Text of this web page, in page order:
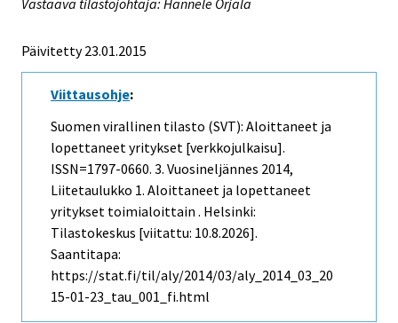
Päivitetty 23.01.2015
Viittausohje:
Suomen virallinen tilasto (SVT): Aloittaneet ja
lopettaneet yritykset [verkkojulkaisu].
ISSN=1797-0660. 3. Vuosineljännes 2014,
Liitetaulukko 1. Aloittaneet ja lopettaneet
yritykset toimialoittain . Helsinki:
Tilastokeskus [viitattu: 10.8.2026].
Saantitapa:
https://stat.fi/til/aly/2014/03/aly_2014_03_20
15-01-23_tau_001_fi.html